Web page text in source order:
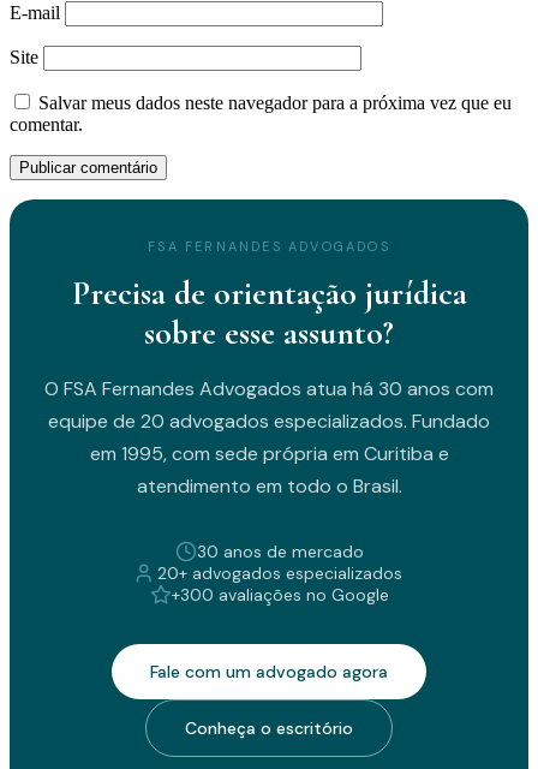
E-mail
Site
Salvar meus dados neste navegador para a próxima vez que eu
comentar.
FSA FERNANDES ADVOGADOS
Precisa de orientação jurídica
sobre esse assunto?
O FSA Fernandes Advogados atua há 30 anos com
equipe de 20 advogados especializados. Fundado
em 1995, com sede própria em Curitiba e
atendimento em todo o Brasil.
30 anos de mercado
20+ advogados especializados
+300 avaliações no Google
Fale com um advogado agora
Conheça o escritório